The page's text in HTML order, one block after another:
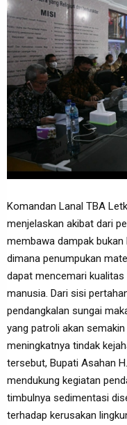
Komandan Lanal TBA
menjelaskan akibat dari
membawa dampak bukan
dimana penumpukan
dapat mencemari
manusia. Dari sisi
pendangkalan sungai
yang patroli akan
meningkatnya tindak
tersebut, Bupati Asahan
mendukung kegiatan
timbulnya sedimentasi
terhadap kerusakan